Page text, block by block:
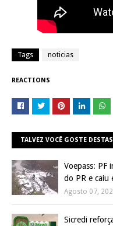
Tags noticias
REACTIONS
TALVEZ VOCÊ GOSTE
Voepass: PF
do PR e caiu
Agosto 07,
Sicredi